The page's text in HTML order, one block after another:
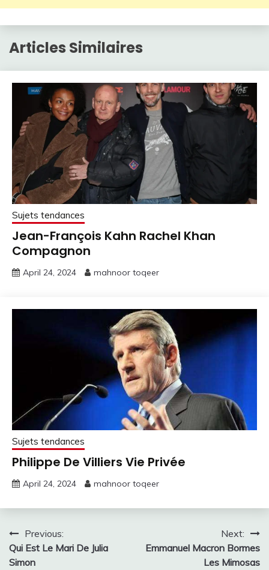
Articles Similaires
Sujets tendances
Jean-François Kahn Rachel Khan
Compagnon
April 24, 2024 mahnoor toqeer
Sujets tendances
Philippe De Villiers Vie Privée
April 24, 2024 mahnoor toqeer
Post
navigation
Previous:
Qui Est Le Mari De Julia
Simon
Next:
Emmanuel Macron Bormes
Les Mimosas